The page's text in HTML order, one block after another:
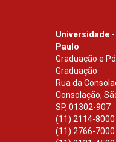
Universidade -
Paulo
Graduação e
Graduação
Rua da
Consolação,
SP, 01302-907
(11) 2114-8000
(11) 2766-7000